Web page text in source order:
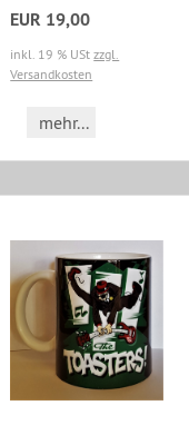
EUR 19,00
inkl. 19 % UStzzgl.
Versandkosten
mehr...